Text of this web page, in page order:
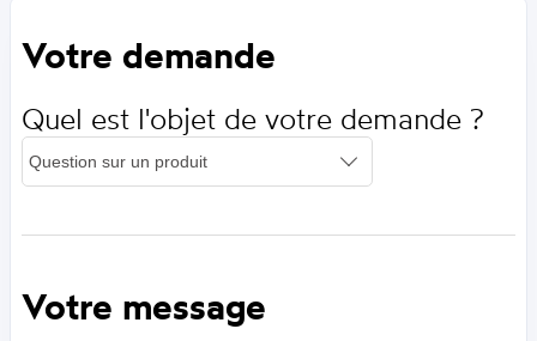
Votre demande
Quel est l'objet de votre demande ?
Votre message